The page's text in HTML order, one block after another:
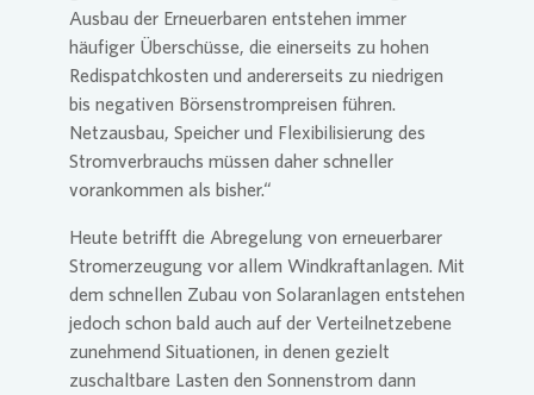
Ausbau der Erneuerbaren entstehen immer
häufiger Überschüsse, die einerseits zu hohen
Redispatchkosten und andererseits zu niedrigen
bis negativen Börsenstrompreisen führen.
Netzausbau, Speicher und Flexibilisierung des
Stromverbrauchs müssen daher schneller
vorankommen als bisher.“
Heute betrifft die Abregelung von erneuerbarer
Stromerzeugung vor allem Windkraftanlagen. Mit
dem schnellen Zubau von Solaranlagen entstehen
jedoch schon bald auch auf der Verteilnetzebene
zunehmend Situationen, in denen gezielt
zuschaltbare Lasten den Sonnenstrom dann